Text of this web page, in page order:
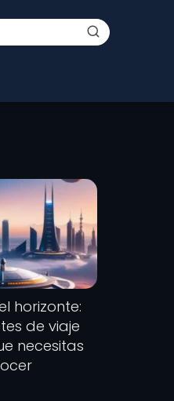
horizonte:
de viaje
necesitas